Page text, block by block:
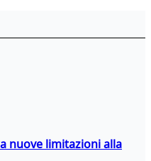
nuove limitazioni alla